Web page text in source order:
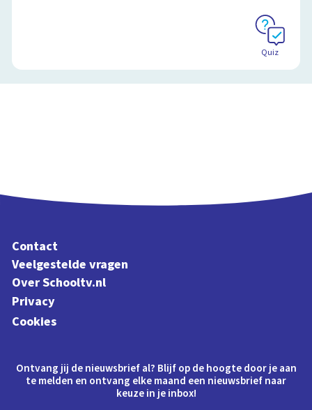
Quiz
Contact
Veelgestelde vragen
Over Schooltv.nl
Privacy
Cookies
Ontvang jij de nieuwsbrief al? Blijf op de hoogte door je aan
te melden en ontvang elke maand een nieuwsbrief naar
keuze in je inbox!